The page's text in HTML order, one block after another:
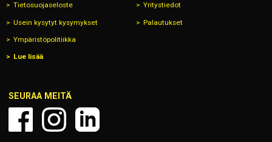
Tietosuojaseloste Yritystiedot
Usein kysytyt kysymykset Palautukset
Ympäristöpolitiikka
Lue lisää
SEURAA MEITÄ